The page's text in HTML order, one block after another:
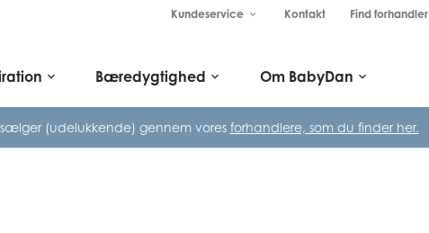
Kundeservice keyboard_arrow_down Kontakt Find forhandler
keyboard_arrow_down Bæredygtighed keyboard_arrow_down Om BabyDan keyboard_arrow_down
(udelukkende) gennem vores forhandlere, som du finder her.